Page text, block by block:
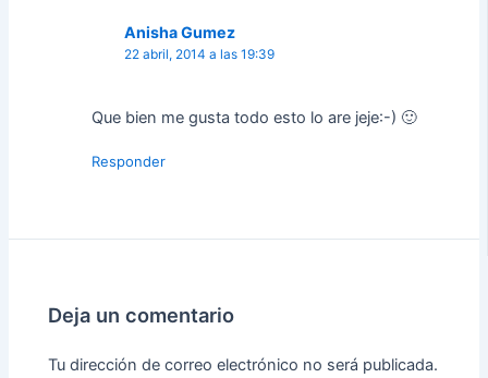
Anisha Gumez
22 abril, 2014 a las 19:39
Que bien me gusta todo esto lo are jeje:-) 🙂
Responder
Deja un comentario
Tu dirección de correo electrónico no será publicada.